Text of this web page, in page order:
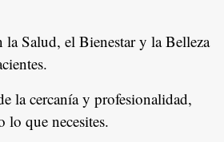
Salud, el Bienestar y la Belleza
la cercanía y profesionalidad,
lo que necesites.